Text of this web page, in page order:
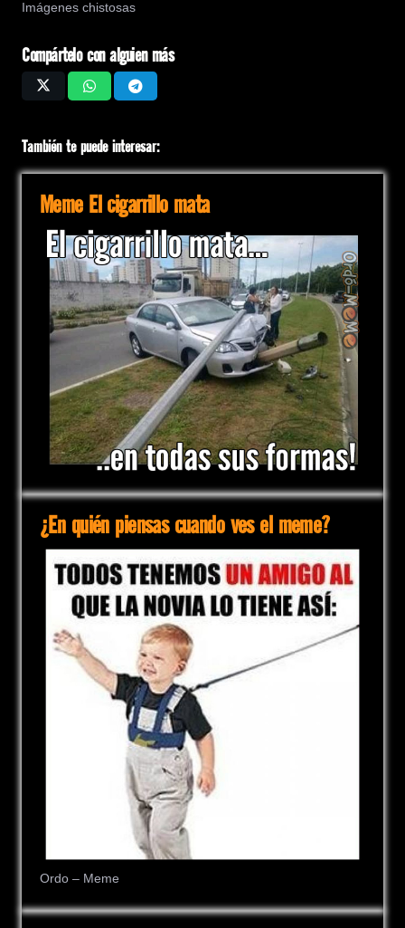
Imágenes chistosas
Compártelo con alguien más
También te puede interesar:
Meme El cigarrillo mata
¿En quién piensas cuando ves el meme?
Ordo – Meme